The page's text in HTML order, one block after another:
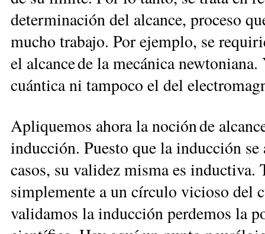
determinación del alcance, proceso
mucho trabajo. Por ejemplo, se
el alcance de la mecánica
cuántica ni tampoco el del
Apliquemos ahora la noción de
inducción. Puesto que la inducción
casos, su validez misma es
simplemente a un círculo vi­cioso del
validamos la inducción perdemos la